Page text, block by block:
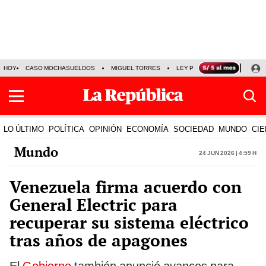
HOY CASO MOCHASUELDOS MIGUEL TORRES LEY PULPÍN PRECIO DEL
LO ÚLTIMO POLÍTICA OPINIÓN ECONOMÍA SOCIEDAD MUNDO
Mundo 24 Jun 2026 | 4:59 h
Venezuela firma acuerdo con
General Electric para
recuperar su sistema eléctrico
tras años de apagones